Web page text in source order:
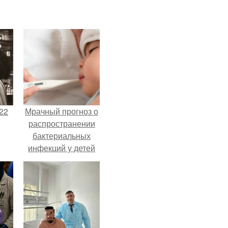
Мрачный прогноз о
распространении
бактериальных
инфекций у детей
вышел.